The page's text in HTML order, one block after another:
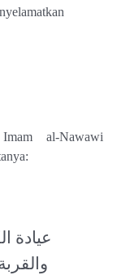
al-Nawawi
عيادة